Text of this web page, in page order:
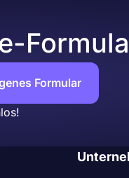
Formular